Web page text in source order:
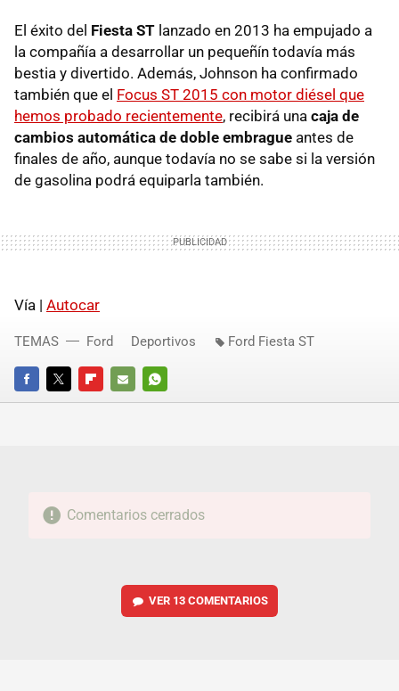
El éxito del Fiesta ST lanzado en 2013 ha empujado a
la compañía a desarrollar un pequeñín todavía más
bestia y divertido. Además, Johnson ha confirmado
también que el Focus ST 2015 con motor diésel que
hemos probado recientemente, recibirá una caja de
cambios automática de doble embrague antes de
finales de año, aunque todavía no se sabe si la versión
de gasolina podrá equiparla también.
Vía | Autocar
FACEBOOKTWITTERFLIPBOARD
E-
WHATSAPP
TEMAS Ford Deportivos Ford Fiesta ST
Comentarios cerrados
VER 13 COMENTARIOS